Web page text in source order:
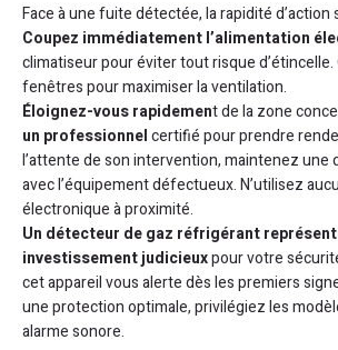
Face à une fuite détectée, la rapidité d’action
Coupez immédiatement l’alimentation
climatiseur pour éviter tout risque
fenêtres pour maximiser la ventilation.
Éloignez-vous rapidement de la zone
un professionnelcertifié pour prendre
l’attente de son intervention, maintenez une
avec l’équipement défectueux. N’utilisez
électronique à proximité.
Un détecteur de gaz réfrigérant
investissement judicieuxpour votre
cet appareil vous alerte dès les premiers
une protection optimale, privilégiez les
alarme sonore.